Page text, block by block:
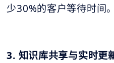
少30%的客户等待时间。
3. 知识库共享与实时更